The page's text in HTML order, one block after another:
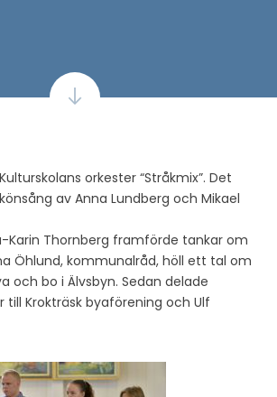
orkester “Stråkmix”. Det
av Anna Lundberg och Mikael
Karin Thornberg framförde tankar om
Öhlund, kommunalråd, höll ett tal om
och bo i Älvsbyn. Sedan delade
till Krokträsk byaförening och Ulf